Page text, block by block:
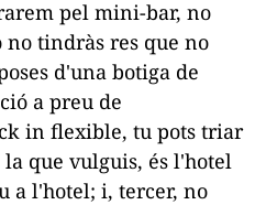
pel mini-bar, no
tindràs res que no
d'una botiga de
a preu de
in flexible, tu pots triar
que vulguis, és l'hotel
a l'hotel; i, tercer, no